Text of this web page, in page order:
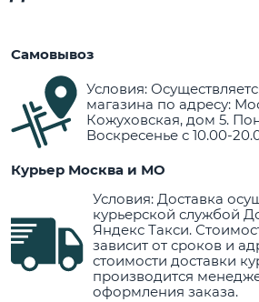
Самовывоз
Условия:
магазина по адресу:
Кожуховская, дом 5.
Воскресенье с 10.00-
Курьер Москва и МО
Условия: Доставка
курьерской службой
Яндекс Такси.
зависит от сроков и
стоимости доставки
производится
оформления заказа.